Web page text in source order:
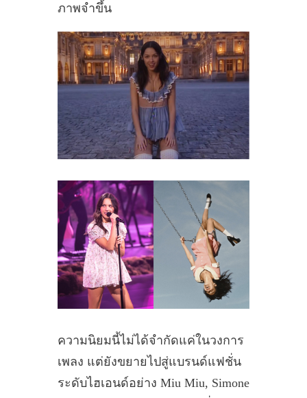
ภาพจำขึ้น
ความนิยมนี้ไม่ได้จำกัดแค่ในวงการ
เพลง แต่ยังขยายไปสู่แบรนด์แฟชั่น
ระดับไฮเอนด์อย่าง Miu Miu, Simone